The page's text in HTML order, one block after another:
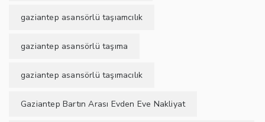
gaziantep asansörlü taşıamcılık
gaziantep asansörlü taşıma
gaziantep asansörlü taşımacılık
Gaziantep Bartın Arası Evden Eve Nakliyat